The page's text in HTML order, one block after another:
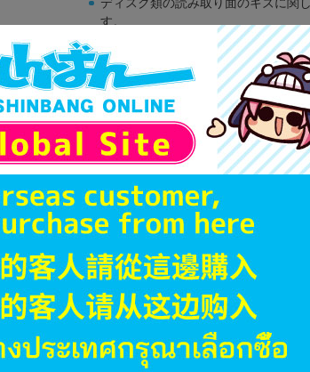
す。
※詳細につきましてはコチラ
状態 :A
オンライン
品切状態 1,190
所沢店
在庫あり 1,290 円 税込